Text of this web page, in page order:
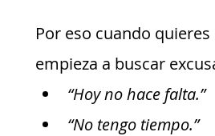
Por eso cuando
empieza a buscar
“Hoy no hace falta.”
“No tengo tiempo.”